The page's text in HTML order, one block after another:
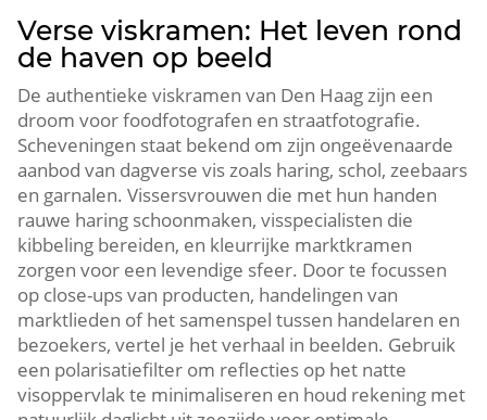
Verse viskramen: Het leven rond
de haven op beeld
De authentieke viskramen van Den Haag zijn een
droom voor foodfotografen en straatfotografie.​
Scheveningen staat bekend om zijn ongeëvenaarde
aanbod van dagverse vis zoals haring, schol, zeebaars
en garnalen.​ Vissersvrouwen die met hun handen
rauwe haring schoonmaken, visspecialisten die
kibbeling bereiden, en kleurrijke marktkramen
zorgen voor een levendige sfeer.​ Door te focussen
op close-ups van producten, handelingen van
marktlieden of het samenspel tussen handelaren en
bezoekers, vertel je het verhaal in beelden.​ Gebruik
een polarisatiefilter om reflecties op het natte
visoppervlak te minimaliseren en houd rekening met